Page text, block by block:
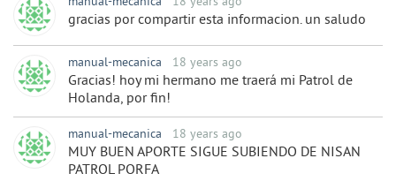
gracias por compartir esta informacion. un saludo
manual-mecanica 18 years ago
Gracias! hoy mi hermano me traerá mi Patrol de
Holanda, por fin!
manual-mecanica 18 years ago
MUY BUEN APORTE SIGUE SUBIENDO DE NISAN
PATROL PORFA